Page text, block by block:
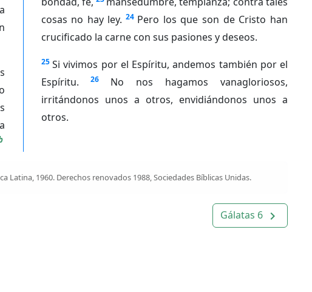
cosas no hay ley. 24 Pero los que son de Cristo han
crucificado la carne con sus pasiones y deseos.
25 Si vivimos por el Espíritu, andemos también por el
Espíritu.
26
No nos hagamos vanagloriosos,
irritándonos unos a otros, envidiándonos unos a
otros.
Latina, 1960. Derechos renovados 1988, Sociedades Bíblicas Unidas.
Gálatas 6 navigate_next